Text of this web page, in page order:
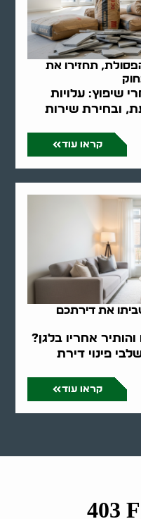
תחזירו את
שיפוץ: עלויות
ובחירת שירות
קראו עוד
את דירתכם
אחריו בלגן?
פינוי דירת
קראו עוד